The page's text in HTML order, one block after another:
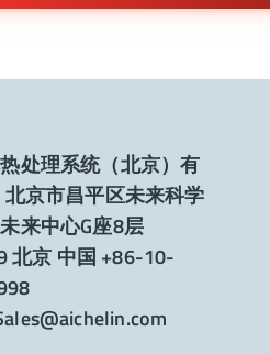
处理系统（北京）有
北京市昌平区未来科学
来中心G座8层
北京 中国 +86-10-